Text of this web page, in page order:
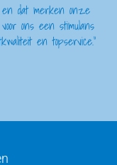
dat merken onze
ons een stimulans
en topservice.”